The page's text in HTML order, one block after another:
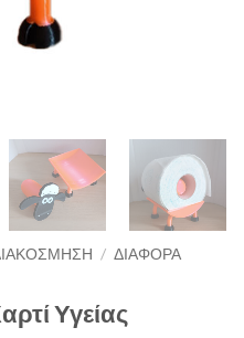
/ ΔΙΑΦΟΡΑ
Υγείας